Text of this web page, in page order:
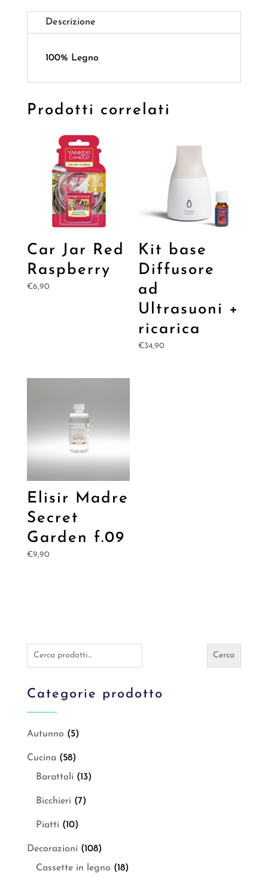
Descrizione
100% Legno
Prodotti correlati
Car Jar Red
Raspberry
€6,90
Kit base
Diffusore
ad
Ultrasuoni +
ricarica
€34,90
Elisir Madre
Secret
Garden f.09
€9,90
Cerca: Cerca
Categorie prodotto
Autunno (5)
Cucina (58)
Barattoli (13)
Bicchieri (7)
Piatti (10)
Decorazioni (108)
Cassette in legno (18)